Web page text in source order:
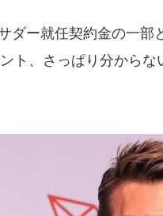
ダー就任契約金の一部
ト、さっぱり分から